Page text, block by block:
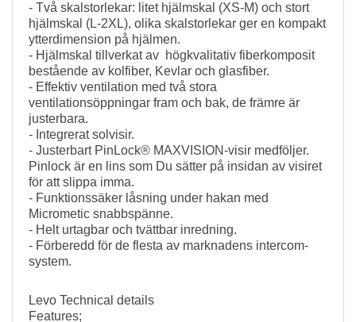
- Två skalstorlekar: litet hjälmskal (XS-M) och stort
hjälmskal (L-2XL), olika skalstorlekar ger en kompakt
ytterdimension på hjälmen.
- Hjälmskal tillverkat av högkvalitativ fiberkomposit
bestående av kolfiber, Kevlar och glasfiber.
- Effektiv ventilation med två stora
ventilationsöppningar fram och bak, de främre är
justerbara.
- Integrerat solvisir.
- Justerbart PinLock® MAXVISION-visir medföljer.
Pinlock är en lins som Du sätter på insidan av visiret
för att slippa imma.
- Funktionssäker låsning under hakan med
Micrometic snabbspänne.
- Helt urtagbar och tvättbar inredning.
- Förberedd för de flesta av marknadens intercom-
system.
Levo Technical details
Features;